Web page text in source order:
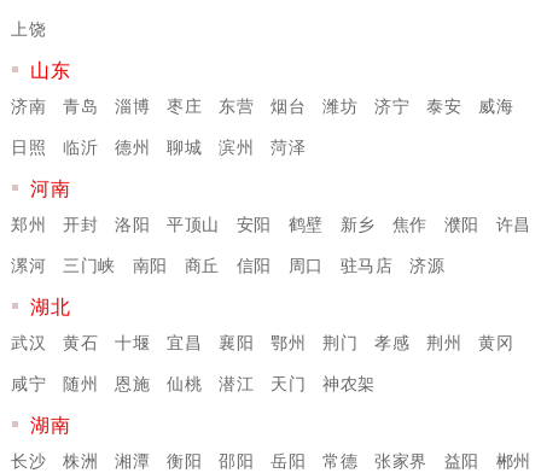
上饶
山东
济南 青岛 淄博 枣庄 东营 烟台 潍坊 济宁 泰安
威海
日照
临沂 德州 聊城 滨州 菏泽
河南
郑州 开封 洛阳 平顶山 安阳 鹤壁 新乡 焦作 濮阳
许昌
漯河
三门峡 南阳 商丘 信阳 周口 驻马店 济源
湖北
武汉 黄石 十堰 宜昌 襄阳 鄂州 荆门 孝感 荆州
黄冈
咸宁
随州 恩施 仙桃 潜江 天门 神农架
湖南
长沙 株洲 湘潭 衡阳 邵阳 岳阳 常德 张家界 益阳
郴州